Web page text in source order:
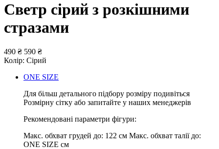
Светр сірий з розкішними
стразами
490 ₴ 590 ₴
Колір: Сірий
ONE SIZE
Для більш детального підбору розміру подивіться
Розмірну сітку або запитайте у наших менеджерів
Рекомендовані параметри фігури:
Макс. обхват грудей до: 122 см Макс. обхват талії до:
ONE SIZE см